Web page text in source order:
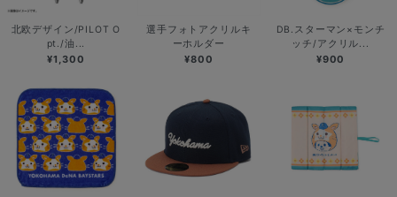
北欧デザイン/PILOT O
pt./油...
¥1,300
選手フォトアクリルキ
ーホルダー
¥800
DB.スターマン×モンチ
ッチ/アクリル...
¥900